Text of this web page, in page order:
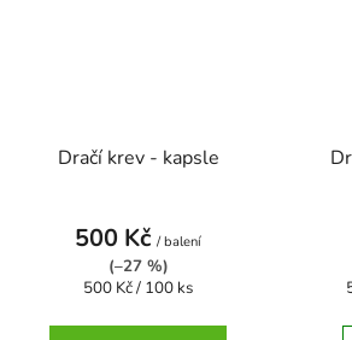
Dračí krev - kapsle
500 Kč / balení
(–27 %)
Měrná
500 Kč / 100 ks